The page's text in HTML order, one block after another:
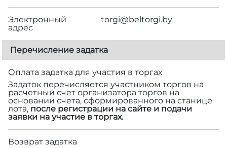
Электронный
адрес
torgi@beltorgi.by
Перечисление задатка
Оплата задатка для участия в торгах
Задаток перечисляется участником торгов на
расчетный счет организатора торгов на
основании счета, сформированного на станице
лота, после регистрации на сайте и подачи
заявки на участие в торгах.
Возврат задатка